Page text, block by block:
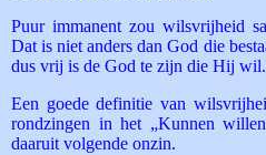
Puur immanent zou wilsvrijheid
Dat is niet anders dan God die
dus vrij is de God te zijn die Hij wil.
Een goede definitie van
rondzingen in het „Kunnen
daaruit volgende onzin.